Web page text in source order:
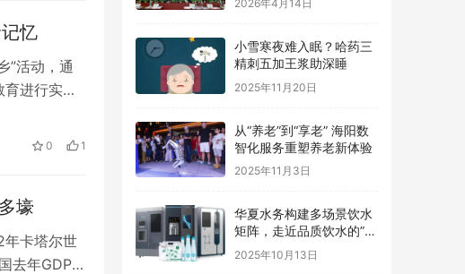
忆
”活动，通
育进行实
松江区泖港
0 1
壕
年卡塔尔世
去年GDP高
2025年11月20日
2025年11月3日
后一米“
2025年10月13日